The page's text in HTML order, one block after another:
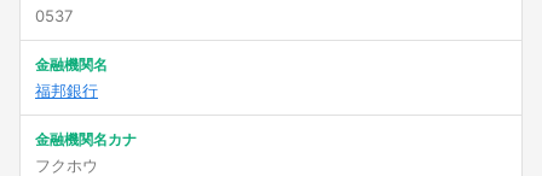
0537
金融機関名
福邦銀行
金融機関名カナ
フクホウ